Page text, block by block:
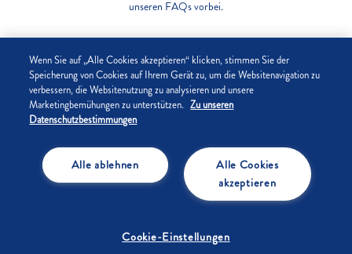
unseren FAQs vorbei.
UNTERNEHMEN
DATENSCHUTZ
COOKIE-EINSTELLUNGEN
Wenn Sie auf „Alle Cookies akzeptieren“ klicken, stimmen Sie der
Speicherung von Cookies auf Ihrem Gerät zu, um die Websitenavigation zu
verbessern, die Websitenutzung zu analysieren und unsere
Marketingbemühungen zu unterstützen. Zu unseren
Datenschutzbestimmungen
Alle Cookies
akzeptieren
Alle ablehnen
Cookie-Einstellungen